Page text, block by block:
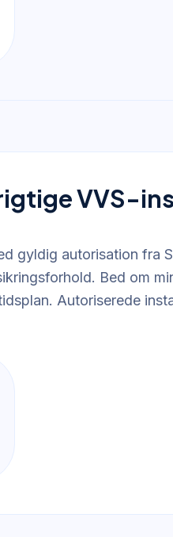
VVS-
gyldig autorisation fra
Bed om
Autoriserede